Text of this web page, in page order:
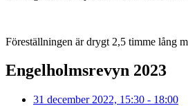
Föreställningen är drygt 2,5 timme lång
Engelholmsrevyn 2023
31 december 2022, 15:30 - 18:00